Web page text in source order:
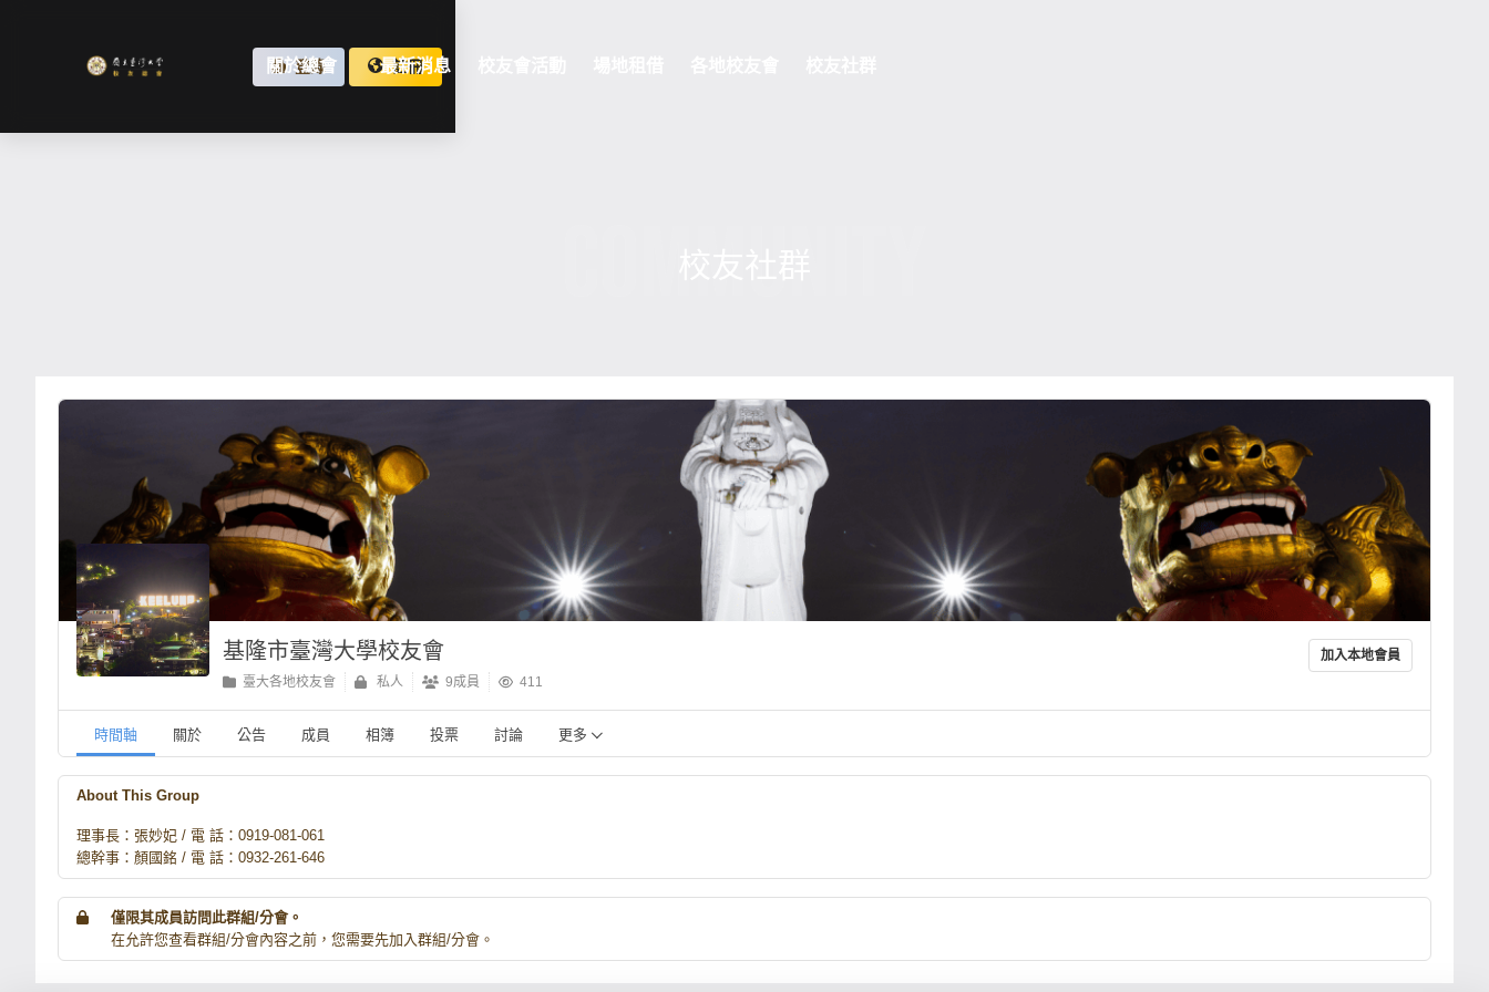
關於總會 最新消息
登錄 註冊
基隆市臺灣大學校友會
臺大各地校友會 私人 9成員 411
加入本地會員
時間軸 關於 公告 成員 相簿 投票 討論 更多
About This Group
理事長：張妙妃 / 電 話：0919-081-061
總幹事：顏國銘 / 電 話：0932-261-646
僅限其成員訪問此群組/分會。
在允許您查看群組/分會內容之前，您需要先加入群組/分會。